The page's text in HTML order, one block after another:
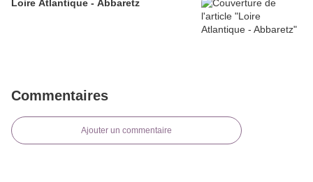
Loire Atlantique - Abbaretz
Commentaires
Ajouter un commentaire